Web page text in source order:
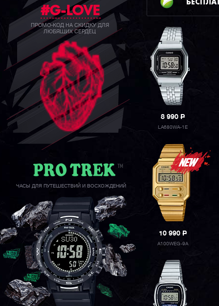
#G-LOVE
ПРОМО-КОД НА СКИДКУ ДЛЯ
ЛЮБЯЩИХ СЕРДЕЦ
ЧАСЫ ДЛЯ ПУТЕШЕСТВИЙ И ВОСХОЖДЕНИЙ
8 990P
LA680WA-1E
10 990P
A100WEG-9A